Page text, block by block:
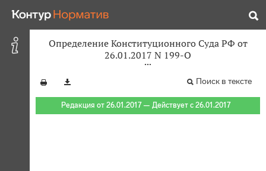
Определение Конституционного Суда РФ от
26.01.2017 N 199-О
Поиск в тексте
Редакция от 26.01.2017 — Действует с 26.01.2017